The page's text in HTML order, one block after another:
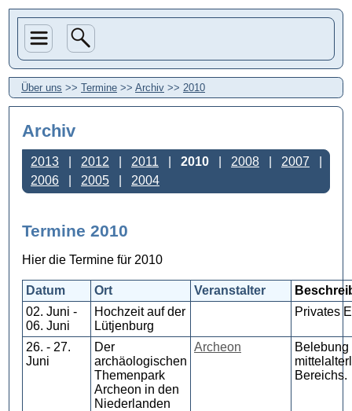
Über uns >> Termine >> Archiv >> 2010
Archiv
2013 2012 2011 2010 2008
2007
2006
2005 2004
Termine 2010
Hier die Termine für 2010
Datum Ort Veranstalter
02. Juni -
06. Juni
Hochzeit auf der
Lütjenburg
Privates
26. - 27.
Juni
Der
archäologischen
Themenpark
Archeon in den
Niederlanden
Archeon
Belebung
Bereichs.